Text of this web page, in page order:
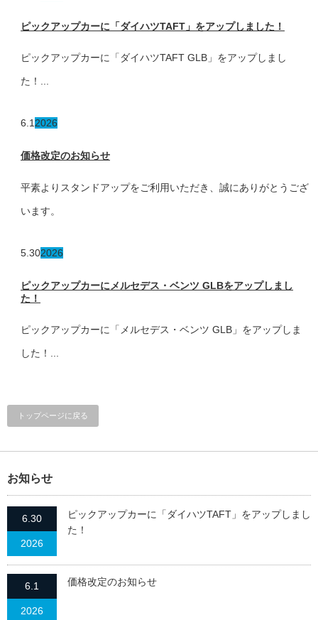
ピックアップカーに「ダイハツTAFT」をアップしました！
ピックアップカーに「ダイハツTAFT GLB」をアップしまし
た！...
6.1 2026
価格改定のお知らせ
平素よりスタンドアップをご利用いただき、誠にありがとうござ
います。
5.302026
ピックアップカーにメルセデス・ベンツ GLBをアップしまし
た！
ピックアップカーに「メルセデス・ベンツ GLB」をアップしま
した！...
トップページに戻る
お知らせ
6.30
2026
ピックアップカーに「ダイハツTAFT」をアップしまし
た！
6.1
2026
価格改定のお知らせ